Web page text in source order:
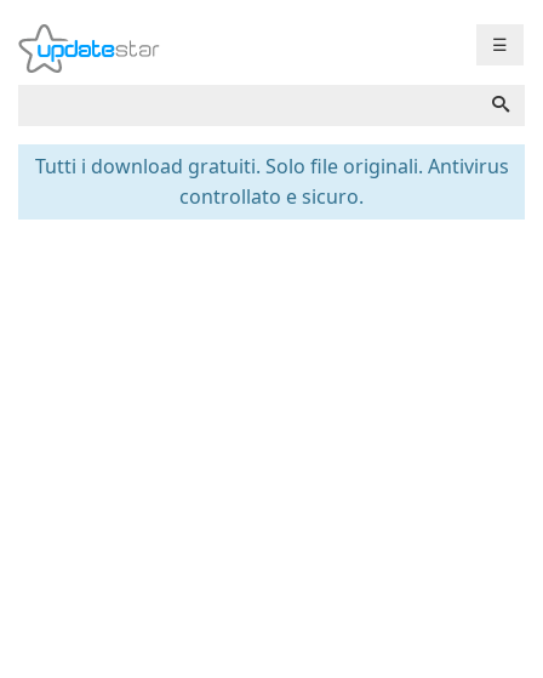
☰
Tutti i download gratuiti. Solo file originali. Antivirus
controllato e sicuro.